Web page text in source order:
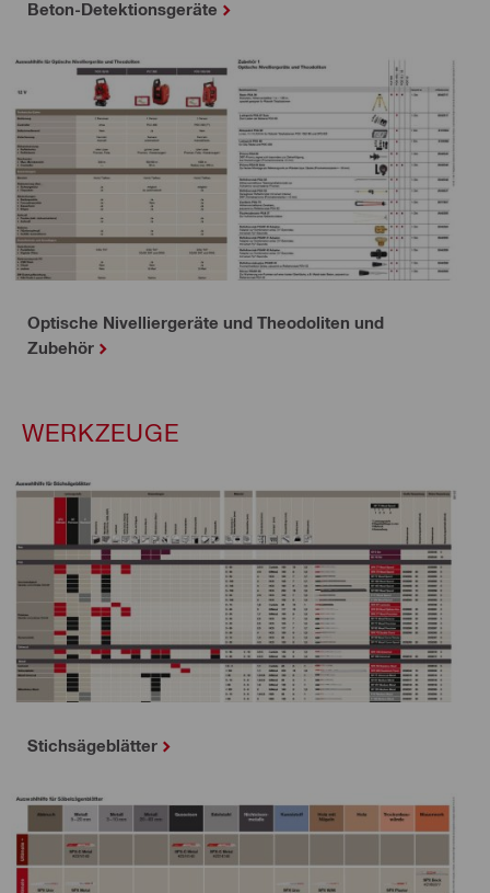
Beton-Detektionsgeräte
Optische Nivelliergeräte und Theodoliten und
Zubehör
WERKZEUGE
Stichsägeblätter